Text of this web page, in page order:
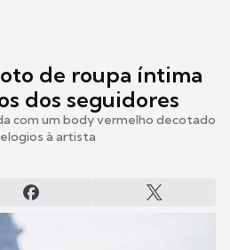
de roupa íntima
dos seguidores
com um body vermelho decotado
à artista